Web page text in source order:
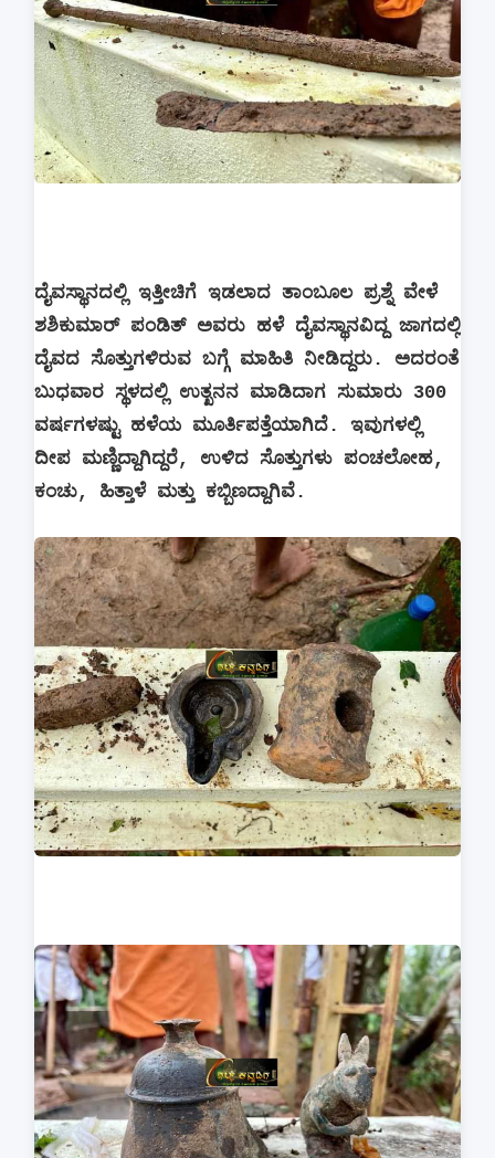
ದೈವಸ್ಥಾನದಲ್ಲಿ ಇತ್ತೀಚಿಗೆ ಇಡಲಾದ ತಾಂಬೂಲ ಪ್ರಶ್ನೆ ವೇಳೆ
ಶಶಿಕುಮಾರ್ ಪಂಡಿತ್ ಅವರು ಹಳೆ ದೈವಸ್ಥಾನವಿದ್ದ ಜಾಗದಲ್ಲಿ
ದೈವದ ಸೊತ್ತುಗಳಿರುವ ಬಗ್ಗೆ ಮಾಹಿತಿ ನೀಡಿದ್ದರು. ಅದರಂತೆ
ಬುಧವಾರ ಸ್ಥಳದಲ್ಲಿ ಉತ್ಖನನ ಮಾಡಿದಾಗ ಸುಮಾರು 300
ವರ್ಷಗಳಷ್ಟು ಹಳೆಯ ಮೂರ್ತಿಪತ್ತೆಯಾಗಿದೆ. ಇವುಗಳಲ್ಲಿ
ದೀಪ ಮಣ್ಣಿದ್ದಾಗಿದ್ದರೆ, ಉಳಿದ ಸೊತ್ತುಗಳು ಪಂಚಲೋಹ,
ಕಂಚು, ಹಿತ್ತಾಳೆ ಮತ್ತು ಕಬ್ಬಿಣದ್ದಾಗಿವೆ.